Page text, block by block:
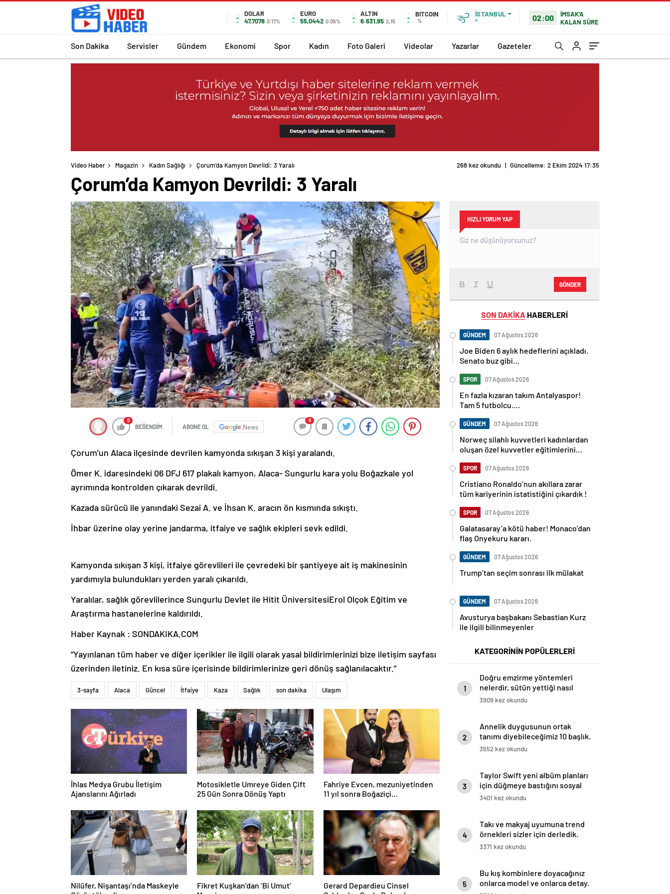
DOLAR
47,7078 0.17%
EURO
55,0442 0.05%
ALTIN
6.631,95 2,15
BITCOIN
%
İSTANBUL
°
02:00
İMSAK'A
KALAN SÜRE
Son Dakika Servisler Gündem Ekonomi Spor Kadın Foto Galeri Videolar Yazarlar Gazeteler
Video Haber Magazin Kadın Sağlığı Çorum’da Kamyon Devrildi: 3 Yaralı 268 kez okundu | Güncelleme: 2 Ekim 2024 17:35
Çorum’da Kamyon Devrildi: 3 Yaralı
0
BEĞENDİM ABONE OL News
0
Çorum’un Alaca ilçesinde devrilen kamyonda sıkışan 3 kişi yaralandı.
Ömer K. idaresindeki 06 DFJ 617 plakalı kamyon, Alaca- Sungurlu kara yolu Boğazkale yol
ayrımında kontrolden çıkarak devrildi.
Kazada sürücü ile yanındaki Sezai A. ve İhsan K. aracın ön kısmında sıkıştı.
İhbar üzerine olay yerine jandarma, itfaiye ve sağlık ekipleri sevk edildi.
Kamyonda sıkışan 3 kişi, itfaiye görevlileri ile çevredeki bir şantiyeye ait iş makinesinin
yardımıyla bulundukları yerden yaralı çıkarıldı.
Yaralılar, sağlık görevlilerince Sungurlu Devlet ile Hitit ÜniversitesiErol Olçok Eğitim ve
Araştırma hastanelerine kaldırıldı.
Haber Kaynak : SONDAKIKA.COM
“Yayınlanan tüm haber ve diğer içerikler ile ilgili olarak yasal bildirimlerinizi bize iletişim sayfası
üzerinden iletiniz. En kısa süre içerisinde bildirimlerinize geri dönüş sağlanılacaktır.”
3-sayfa Alaca Güncel İtfaiye Kaza Sağlık son dakika Ulaşım
İhlas Medya Grubu İletişim
Ajanslarını Ağırladı
Motosikletle Umreye Giden Çift
25 Gün Sonra Dönüş Yaptı
Fahriye Evcen, mezuniyetinden
11 yıl sonra Boğaziçi
Nilüfer, Nişantaşı’nda Maskeyle
Fikret Kuşkan’dan ‘Bi Umut’
Gerard Depardieu Cinsel
HIZLI YORUM YAP
GÖNDER
SON DAKİKA HABERLERİ
GÜNDEM 07 Ağustos 2026
Joe Biden 6 aylık hedeflerini açıkladı.
Senato buz gibi…
SPOR 07 Ağustos 2026
En fazla kızaran takım Antalyaspor!
Tam 5 futbolcu….
GÜNDEM 07 Ağustos 2026
Norweç silahlı kuvvetleri kadınlardan
oluşan özel kuvvetler eğitimlerini
SPOR 07 Ağustos 2026
Cristiano Ronaldo’nun akıllara zarar
tüm kariyerinin istatistiğini çıkardık !
SPOR 07 Ağustos 2026
Galatasaray’a kötü haber! Monaco’dan
flaş Onyekuru kararı.
GÜNDEM 07 Ağustos 2026
Trump’tan seçim sonrası ilk mülakat
GÜNDEM 07 Ağustos 2026
Avusturya başbakanı Sebastian Kurz
ile ilgili bilinmeyenler
KATEGORİNİN POPÜLERLERİ
1
Doğru emzirme yöntemleri
nelerdir, sütün yettiği nasıl
anlaşılır?
3909 kez okundu
2
Annelik duygusunun ortak
tanımı diyebileceğimiz 10 başlık.
3552 kez okundu
3
Taylor Swift yeni albüm planları
için düğmeye bastığını sosyal
medyadan duyurdu!
3401 kez okundu
4
Takı ve makyaj uyumuna trend
örnekleri sizler için derledik.
3371 kez okundu
5
Bu kış kombinlere doyacağınız
onlarca model ve onlarca detay.